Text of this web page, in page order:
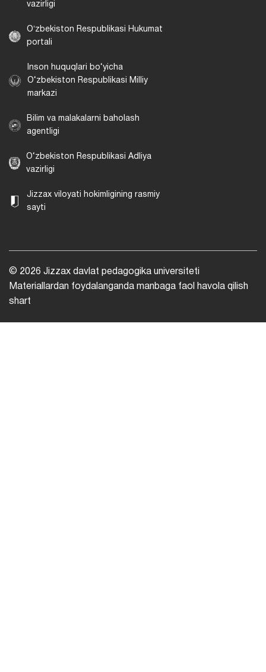
vazirligi
Oʻzbekiston Respublikasi Hukumat
portali
Inson huquqlari bo‘yicha
O‘zbekiston Respublikasi Milliy
markazi
Bilim va malakalarni baholash
agentligi
O‘zbekiston Respublikasi Adliya
vazirligi
Jizzax viloyati hokimligining rasmiy
sayti
© 2026 Jizzax davlat pedagogika universiteti
Materiallardan foydalanganda manbaga faol havola qilish
shart